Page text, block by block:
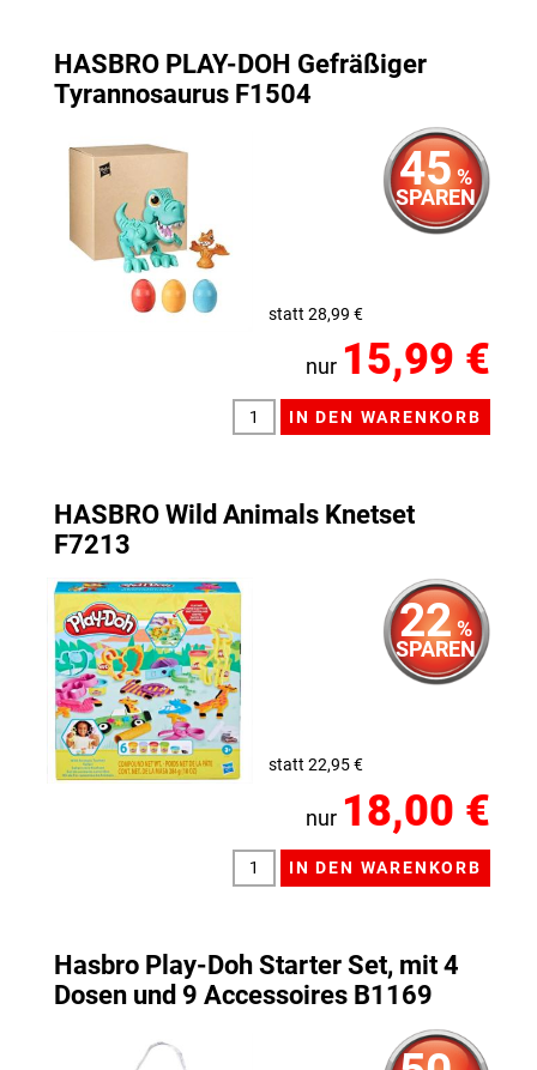
HASBRO PLAY-DOH Gefräßiger
Tyrannosaurus F1504
45 %
SPAREN
statt 28,99 €
nur 15,99 €
HASBRO Wild Animals Knetset
F7213
22 %
SPAREN
statt 22,95 €
nur 18,00 €
Hasbro Play-Doh Starter Set, mit 4
Dosen und 9 Accessoires B1169